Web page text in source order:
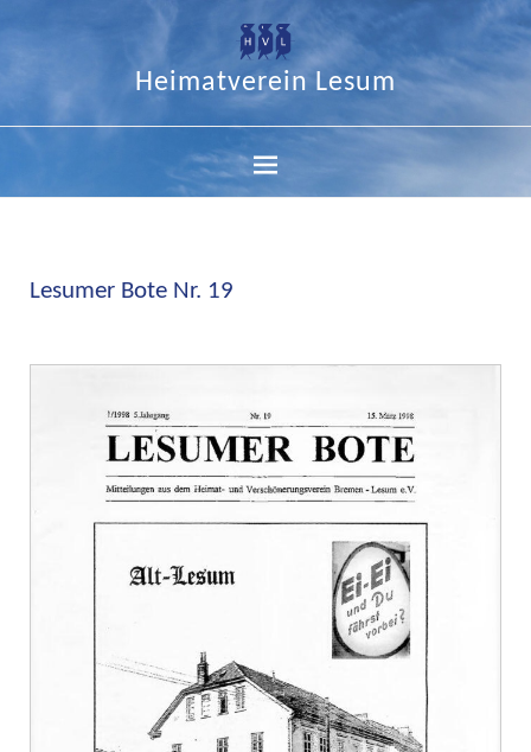
Heimatverein Lesum
Lesumer Bote Nr. 19